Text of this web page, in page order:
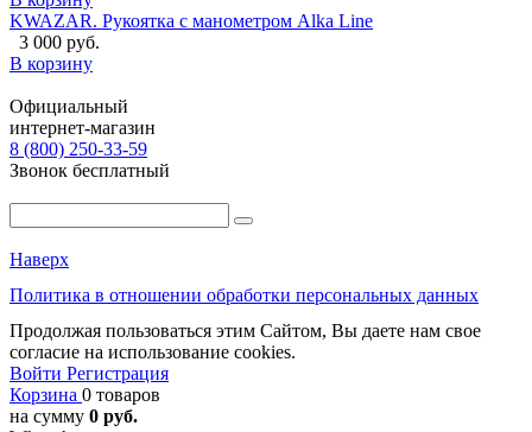
KWAZAR. Рукоятка с манометром Alka Line
3 000 руб.
В корзину
Официальный
интернет-магазин
8 (800) 250-33-59
Звонок бесплатный
Наверх
Политика в отношении обработки персональных данных
Продолжая пользоваться этим Сайтом, Вы даете нам свое
согласие на использование cookies.
Войти Регистрация
Корзина 0 товаров
на сумму 0 руб.